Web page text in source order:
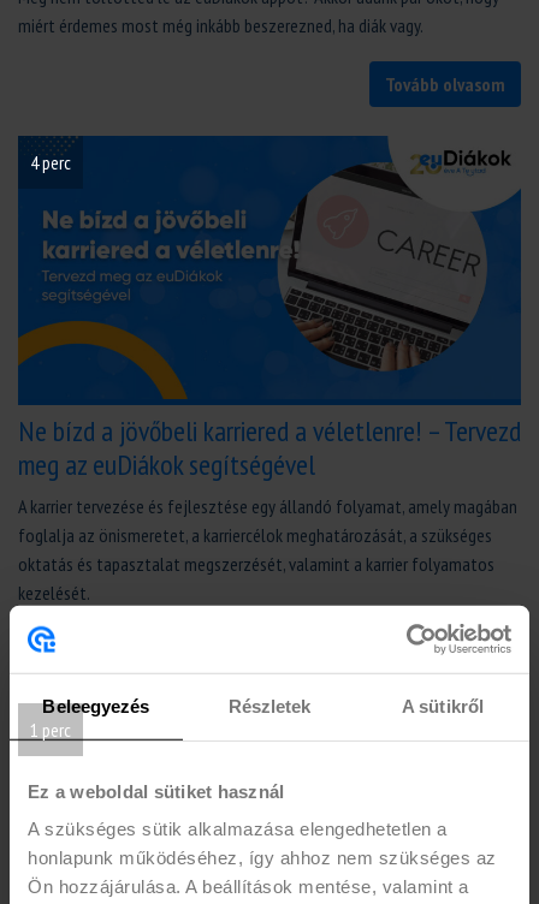
Beleegyezés Részletek A sütikről
Ez a weboldal sütiket használ
A szükséges sütik alkalmazása elengedhetetlen a
honlapunk működéséhez, így ahhoz nem szükséges az
Ön hozzájárulása. A beállítások mentése, valamint a
miért érdemes most még inkább beszerezned, ha diák vagy.
Tovább olvasom
4 perc
Ne bízd a jövőbeli karriered a véletlenre! – Tervezd
meg az euDiákok segítségével
A karrier tervezése és fejlesztése egy állandó folyamat, amely magában
foglalja az önismeretet, a karriercélok meghatározását, a szükséges
oktatás és tapasztalat megszerzését, valamint a karrier folyamatos
kezelését.
Tovább olvasom
1 perc